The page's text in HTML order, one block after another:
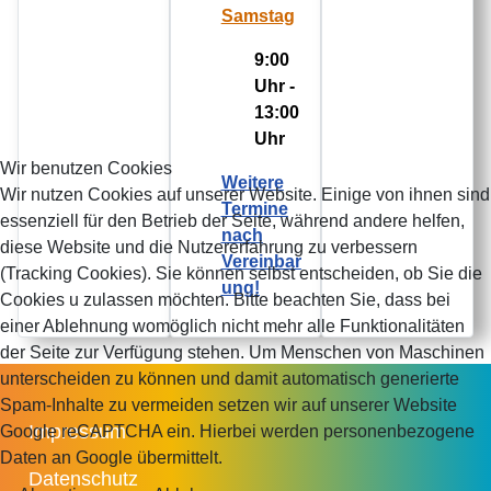
Samstag
9:00
Uhr -
13:00
Uhr
Weitere
Termine
nach
Vereinbar
ung!
Impressum
Datenschutz
Wir benutzen Cookies
Wir nutzen Cookies auf unserer Website. Einige von ihnen sind
essenziell für den Betrieb der Seite, während andere helfen,
diese Website und die Nutzererfahrung zu verbessern
(Tracking Cookies). Sie können selbst entscheiden, ob Sie die
Cookies u zulassen möchten. Bitte beachten Sie, dass bei
einer Ablehnung womöglich nicht mehr alle Funktionalitäten
der Seite zur Verfügung stehen. Um Menschen von Maschinen
unterscheiden zu können und damit automatisch generierte
Spam-Inhalte zu vermeiden setzen wir auf unserer Website
Google reCAPTCHA ein. Hierbei werden personenbezogene
Daten an Google übermittelt.